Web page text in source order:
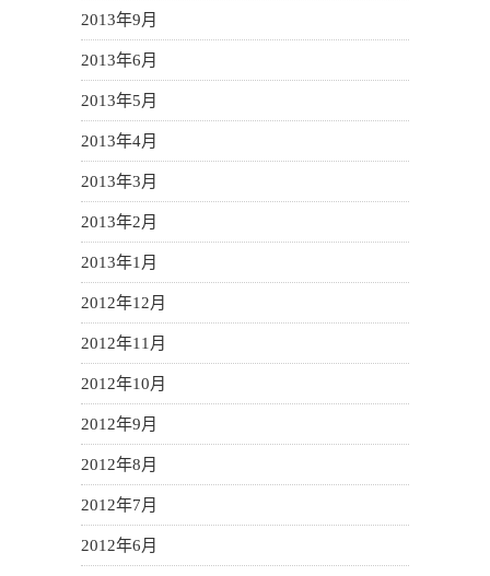
2013年9月
2013年6月
2013年5月
2013年4月
2013年3月
2013年2月
2013年1月
2012年12月
2012年11月
2012年10月
2012年9月
2012年8月
2012年7月
2012年6月